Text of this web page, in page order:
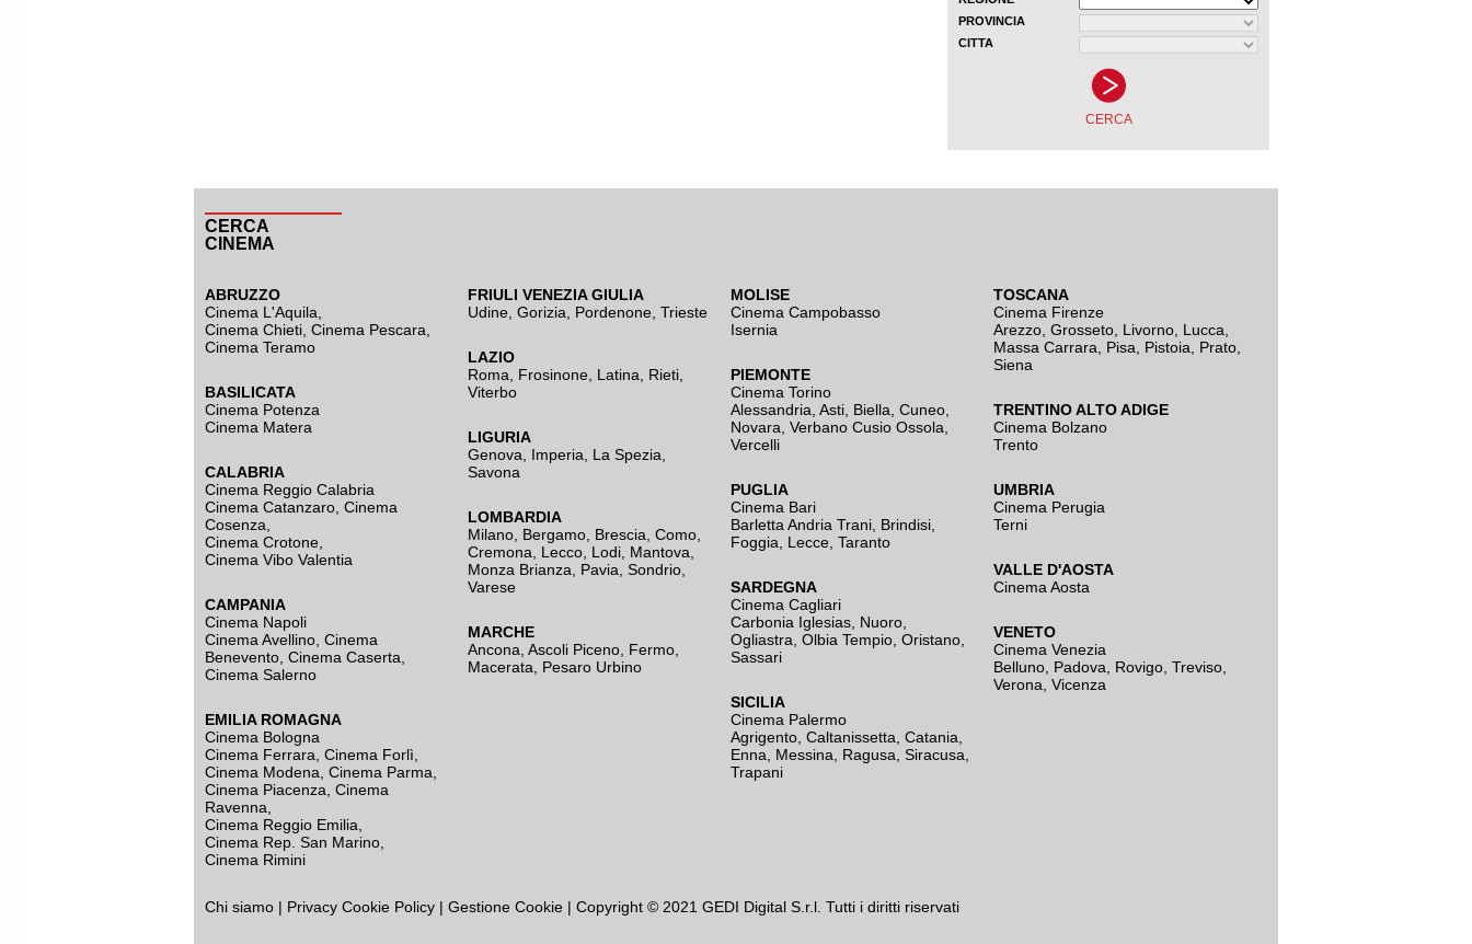
CERCA
CINEMA
ABRUZZO
Cinema L'Aquila
Cinema Chieti, Cinema Pescara,
Cinema Teramo
BASILICATA
Cinema Potenza
Cinema Matera
CALABRIA
Cinema Reggio Calabria
Cinema Catanzaro Cinema
Cosenza
Cinema Crotone
Cinema Vibo Valentia
CAMPANIA
Cinema Napoli
Cinema Avellino Cinema
Benevento Cinema Caserta
Cinema Salerno
EMILIA ROMAGNA
Cinema Bologna
Cinema Ferrara Cinema Forlì
Cinema Modena Cinema Parma
Cinema Piacenza Cinema
Ravenna
Cinema Reggio Emilia
Cinema Rep. San Marino
Cinema Rimini
FRIULI VENEZIA GIULIA
Udine Gorizia Pordenone Trieste
LAZIO
Roma
Frosinone Latina Rieti
Viterbo
LIGURIA
Genova
Imperia La Spezia
Savona
LOMBARDIA
Milano Bergamo Brescia, Como
Cremona
Lecco Lodi Mantova
Monza Brianza
Pavia Sondrio
Varese
MARCHE
Ancona Ascoli Piceno Fermo
Macerata
Pesaro Urbino
MOLISE
Cinema Campobasso
Isernia
PIEMONTE
Cinema Torino
Alessandria Asti Biella Cuneo
Novara Verbano Cusio Ossola
Vercelli
PUGLIA
Cinema Bari
Barletta Andria Trani Brindisi
Foggia
Lecce Taranto
SARDEGNA
Cinema Cagliari
Carbonia Iglesias Nuoro
Ogliastra Olbia Tempio Oristano
Sassari
SICILIA
Cinema Palermo
Agrigento Caltanissetta Catania
Enna
Messina Ragusa Siracusa
Trapani
TOSCANA
Cinema Firenze
Arezzo Grosseto Livorno Lucca
Massa Carrara
Pisa Pistoia Prato
Siena
TRENTINO ALTO ADIGE
Cinema Bolzano
Trento
UMBRIA
Cinema Perugia
Terni
VALLE D'AOSTA
Cinema Aosta
VENETO
Cinema Venezia
Belluno Padova Rovigo Treviso
Verona Vicenza
Chi siamo | Privacy Cookie Policy | Gestione Cookie | Copyright © 2021 GEDI Digital S.r.l. Tutti i diritti riservati